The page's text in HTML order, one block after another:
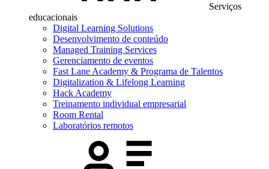
Serviços
educacionais
Digital Learning Solutions
Desenvolvimento de conteúdo
Managed Training Services
Gerenciamento de eventos
Fast Lane Academy & Programa de Talentos
Digitalization & Lifelong Learning
Hack Academy
Treinamento individual empresarial
Room Rental
Laboratórios remotos